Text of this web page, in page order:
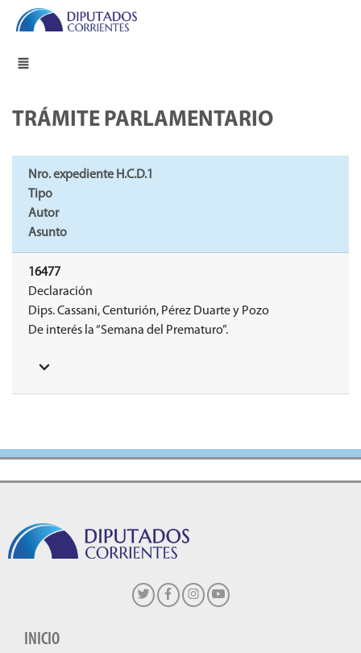
TRÁMITE PARLAMENTARIO
Nro. expediente H.C.D.1
Tipo
Autor
Asunto
16477
Declaración
Dips. Cassani, Centurión, Pérez Duarte y Pozo
De interés la “Semana del Prematuro”.
INICIO